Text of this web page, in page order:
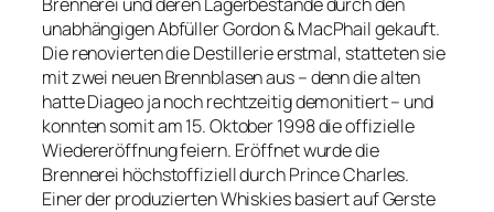
Brennerei und deren Lagerbestände durch den
unabhängigen Abfüller Gordon & MacPhail gekauft.
Die renovierten die Destillerie erstmal, statteten sie
mit zwei neuen Brennblasen aus – denn die alten
hatte Diageo ja noch rechtzeitig demonitiert – und
konnten somit am 15. Oktober 1998 die offizielle
Wiedereröffnung feiern. Eröffnet wurde die
Brennerei höchstoffiziell durch Prince Charles.
Einer der produzierten Whiskies basiert auf Gerste